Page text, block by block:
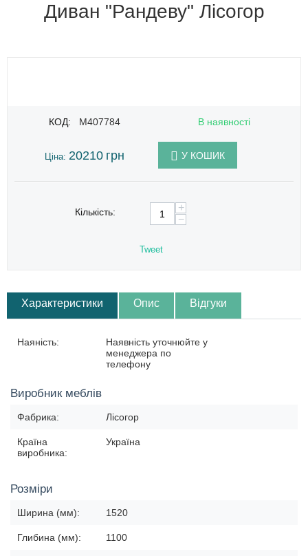
Диван "Рандеву" Лісогор
КОД: M407784 В наявності
Ціна: 20210 грн У КОШИК
Кількість:
+
−
Tweet
Характеристики Опис Відгуки
Наяність:
Наявність уточнюйте у
менеджера по
телефону
Виробник меблів
Фабрика: Лісогор
Країна
виробника:
Україна
Розміри
Ширина (мм): 1520
Глибина (мм): 1100